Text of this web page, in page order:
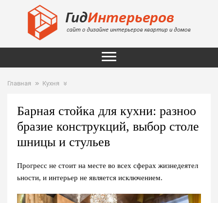
Главная Кухня
Барная стойка для кухни: разноо
бразие конструкций, выбор столе
шницы и стульев
Прогресс не стоит на месте во всех сферах жизнедеятел
ьности, и интерьер не является исключением.